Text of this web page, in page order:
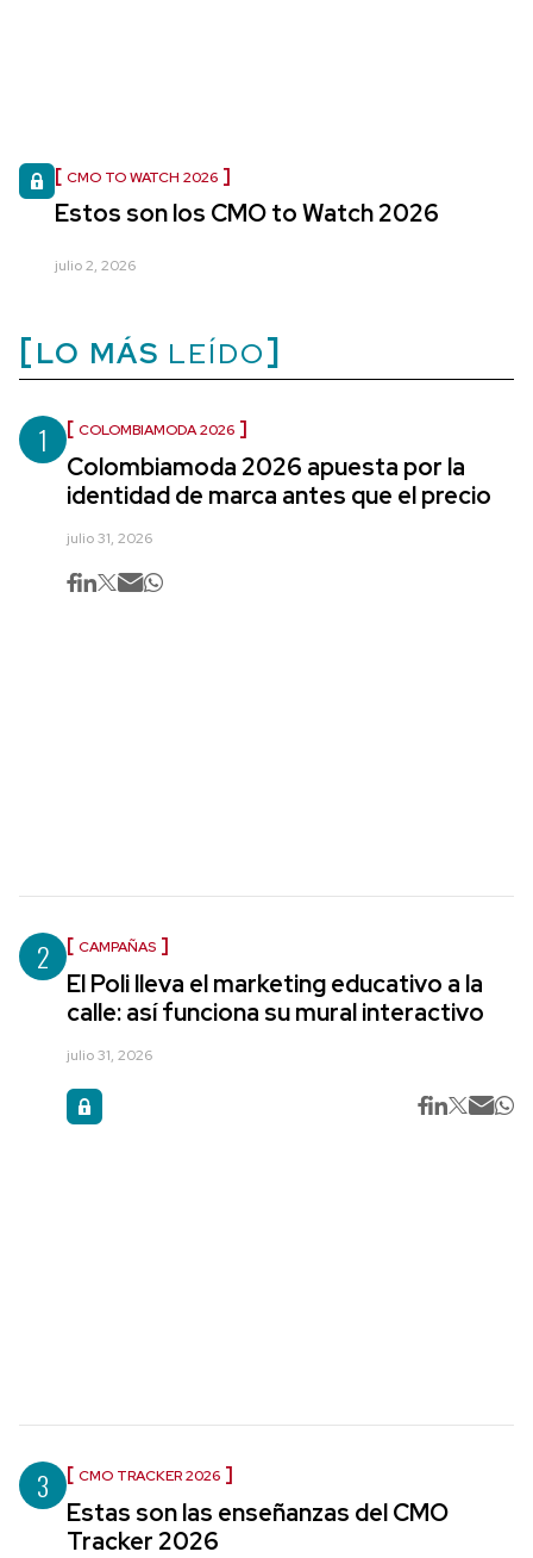
CMO TO WATCH 2026
Estos son los CMO to Watch 2026
julio 2, 2026
LO MÁS LEÍDO
1 COLOMBIAMODA 2026
Colombiamoda 2026 apuesta por la
identidad de marca antes que el precio
julio 31, 2026
2 CAMPAÑAS
El Poli lleva el marketing educativo a la
calle: así funciona su mural interactivo
julio 31, 2026
3 CMO TRACKER 2026
Estas son las enseñanzas del CMO
Tracker 2026